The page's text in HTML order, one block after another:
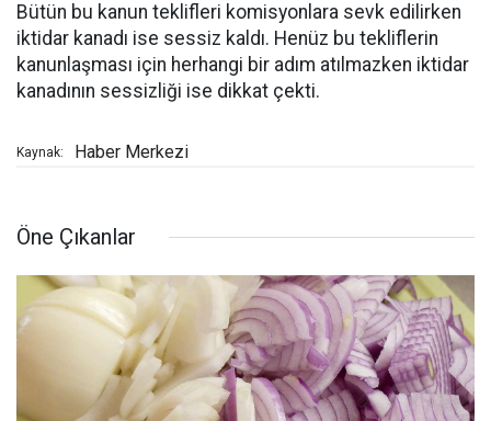
Bütün bu kanun teklifleri komisyonlara sevk edilirken
iktidar kanadı ise sessiz kaldı. Henüz bu tekliflerin
kanunlaşması için herhangi bir adım atılmazken iktidar
kanadının sessizliği ise dikkat çekti.
Kaynak: Haber Merkezi
Öne Çıkanlar